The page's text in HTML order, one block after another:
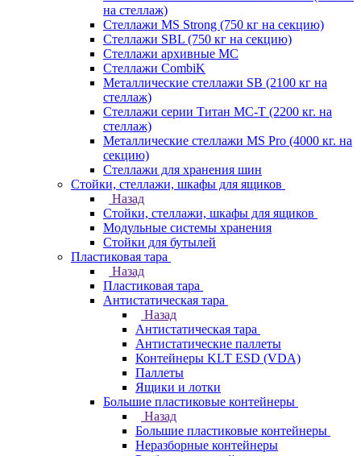
на стеллаж)
Стеллажи MS Strong (750 кг на секцию)
Стеллажи SBL (750 кг на секцию)
Стеллажи архивные МС
Стеллажи CombiK
Металлические стеллажи SB (2100 кг на
стеллаж)
Стеллажи серии Титан МС-Т (2200 кг. на
стеллаж)
Металлические стеллажи MS Pro (4000 кг. на
секцию)
Стеллажи для хранения шин
Стойки, стеллажи, шкафы для ящиков
Назад
Стойки, стеллажи, шкафы для ящиков
Модульные системы хранения
Стойки для бутылей
Пластиковая тара
Назад
Пластиковая тара
Антистатическая тара
Назад
Антистатическая тара
Антистатические паллеты
Контейнеры KLT ESD (VDA)
Паллеты
Ящики и лотки
Большие пластиковые контейнеры
Назад
Большие пластиковые контейнеры
Неразборные контейнеры